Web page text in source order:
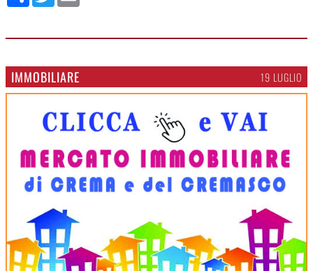
IMMOBILIARE 19 LUGLIO